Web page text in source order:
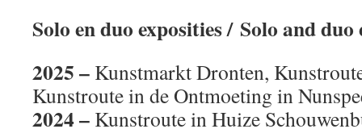
Solo en duo exposities / Solo and
2025 – Kunstmarkt Dronten,
Kunstroute in de Ontmoeting in
2024 – Kunstroute in Huize